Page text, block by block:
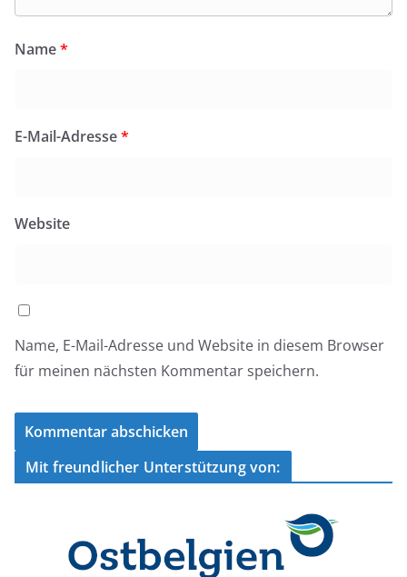
Name*
E-Mail-Adresse*
Website
Name, E-Mail-Adresse und Website in diesem Browser
für meinen nächsten Kommentar speichern.
Mit freundlicher Unterstützung von: